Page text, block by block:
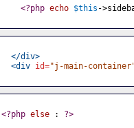
<?php echo $this -
</div>
<div id="j-main-
<?php else : ?>